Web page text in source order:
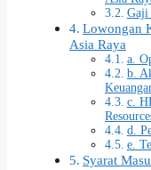
Gaji
Lowongan
Asia Raya
a.
b.
c.
d.
e.
Syarat